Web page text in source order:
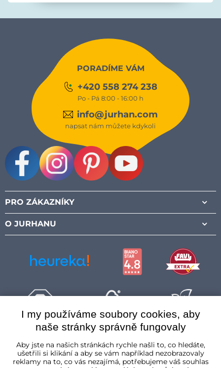
PORADÍME VÁM
+420 558 274 238
Po - Pá 8:00 - 16:00 h
info@jurhan.com
napsat nám můžete kdykoli
PRO ZÁKAZNÍKY
O JURHANU
I my používáme soubory cookies, aby
naše stránky správně fungovaly
Aby jste na našich stránkách rychle našli to, co hledáte,
ušetřili si klikání a aby se vám například nezobrazovaly
reklamy na to, co vás nezajímá, potřebujeme váš souhlas